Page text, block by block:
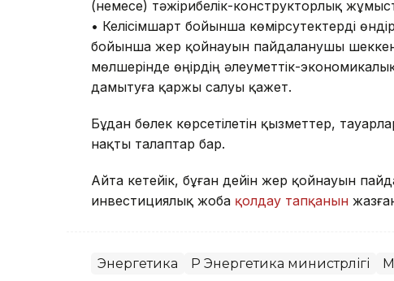
(немесе) тәжірибелік-конструкторлық
• Келісімшарт бойынша көмірсутектерді
бойынша жер қойнауын пайдаланушы
мөлшерінде өңірдің әлеуметтік-
дамытуға қаржы салуы қажет.
Бұдан бөлек көрсетілетін қызметтер,
нақты талаптар бар.
Айта кетейік, бұған дейін жер қойнауын
инвестициялық жоба қолдау тапқанын
Энергетика ҚР Энергетика министрлігі